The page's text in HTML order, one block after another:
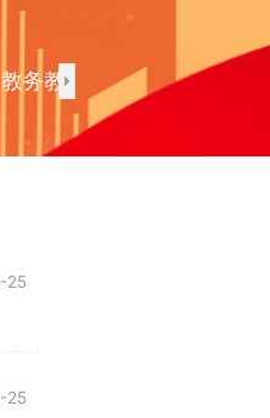
教务教学 校园文化
25
25